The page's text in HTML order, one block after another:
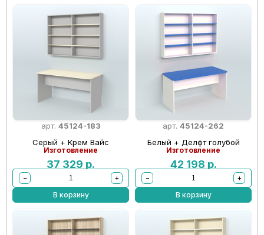
арт. 45124-183
Серый + Крем Вайс
Изготовление
37 329 р.
−
+
В корзину
арт. 45124-262
Белый + Делфт голубой
Изготовление
42 198 р.
−
+
В корзину